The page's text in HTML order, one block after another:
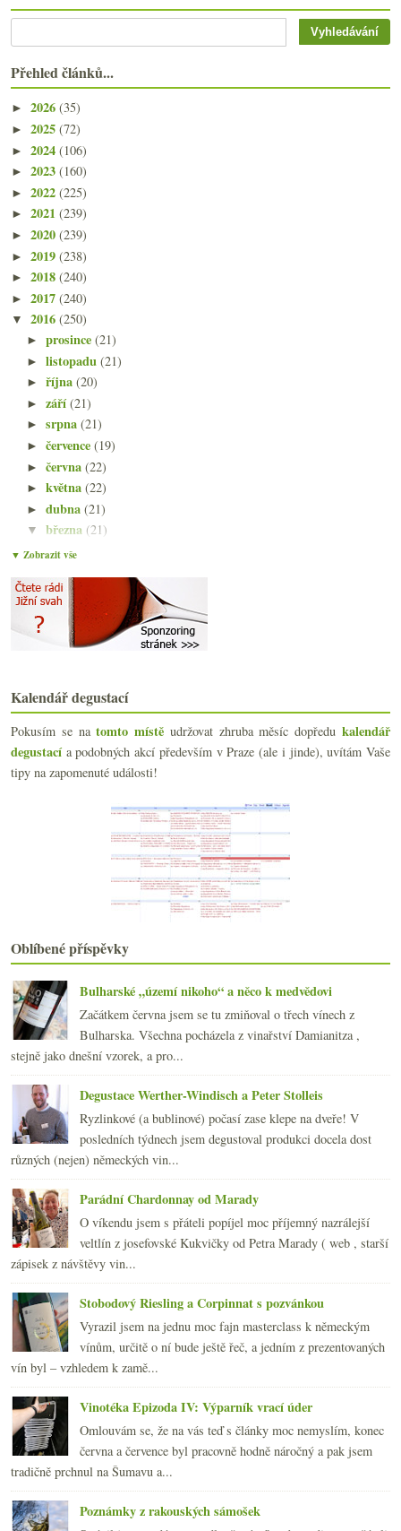
Přehled článků...
► 2026 (35)
► 2025 (72)
► 2024 (106)
► 2023 (160)
► 2022 (225)
► 2021 (239)
► 2020 (239)
► 2019 (238)
► 2018 (240)
► 2017 (240)
▼ 2016 (250)
►prosince(21)
►listopadu(21)
►října(20)
►září(21)
►srpna(21)
►července(19)
►června(22)
►května(22)
►dubna(21)
▼března (21)
Ráspiho Frankovka a další nová vína
Château Poujeaux a další bordeauxské plky
Výtečná cava a dvakrát Somló
Druhé nejlevnější víno
Nejen burgundské sauvignony vinařství Goisot
Bio Xinomavro a velmi suchý Sylván
Fiorano, příjemné bio z Marche
Gramona, tak trochu jiná cava
Dobrá vinice, Petr Kočařík, Jaroslav Osička
Výsledky dotazníku o skladování vína a počtu lahví
Čínské nákupy, Trump vinař, USA exportující
Domaine du Pélican - Burgundsko v Juře
Pár chutných alsaských pinotů
Fajn „garážovka“ z Margaux a šťavnatá Mencía z Bierza
Český MW, Master of Sake, nejdražší sherry
Jurské výsadby, síra, Poulsard a video z Tokaje
Jura pod flórem, dolévaná i mlhavě krásná
►února(21)
►ledna
►2015(251)
►2014(254)
► 2013 (249)
2012
2011 (252)
►2010(249)
►2009(249)
►2008(270)
►2007(108)
▼ Zobrazit vše
Kalendář degustací
Pokusím se natomto místě udržovat zhruba měsíc dopředukalendář
degustacía podobných akcí především v Praze (ale i jinde), uvítám Vaše
tipy na zapomenuté události!
Oblíbené příspěvky
Bulharské „území nikoho“ a něco k medvědovi
Začátkem června jsem se tu zmiňoval o třech vínech z
Bulharska. Všechna pocházela z vinařství Damianitza ,
stejně jako dnešní vzorek, a pro...
Degustace Werther-Windisch a Peter Stolleis
Ryzlinkové (a bublinové) počasí zase klepe na dveře! V
posledních týdnech jsem degustoval produkci docela dost
různých (nejen) německých vin...
Parádní Chardonnay od Marady
O víkendu jsem s přáteli popíjel moc příjemný nazrálejší
veltlín z josefovské Kukvičky od Petra Marady ( web , starší
zápisek z návštěvy vin...
Stobodový Riesling a Corpinnat s pozvánkou
Vyrazil jsem na jednu moc fajn masterclass k německým
vínům, určitě o ní bude ještě řeč, a jedním z prezentovaných
vín byl – vzhledem k zamě...
Vinotéka Epizoda IV: Výparník vrací úder
Omlouvám se, že na vás teď s články moc nemyslím, konec
června a července byl pracovně hodně náročný a pak jsem
tradičně prchnul na Šumavu a...
Poznámky z rakouských sámošek